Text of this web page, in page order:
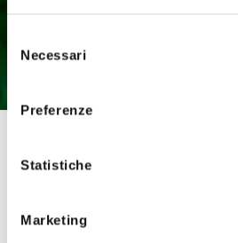
delNecessari
Preferenze
Statistiche
Marketing Speciali
frigorifero: come
dispositivi in
Ma a quale prezzo? Esistono
medaglia, i pro e i contro; i pro li
“contro”? Quanto ci costano (e non
queste comodità?